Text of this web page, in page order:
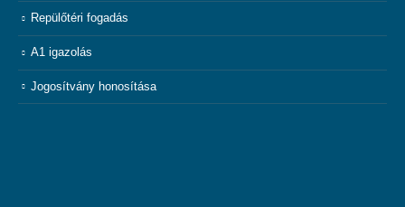
Repülőtéri fogadás
A1 igazolás
Jogosítvány honosítása